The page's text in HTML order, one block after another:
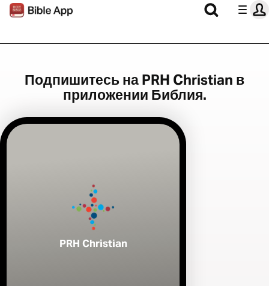
Подпишитесь на PRH Christian в
приложении Библия.
PRH Christian